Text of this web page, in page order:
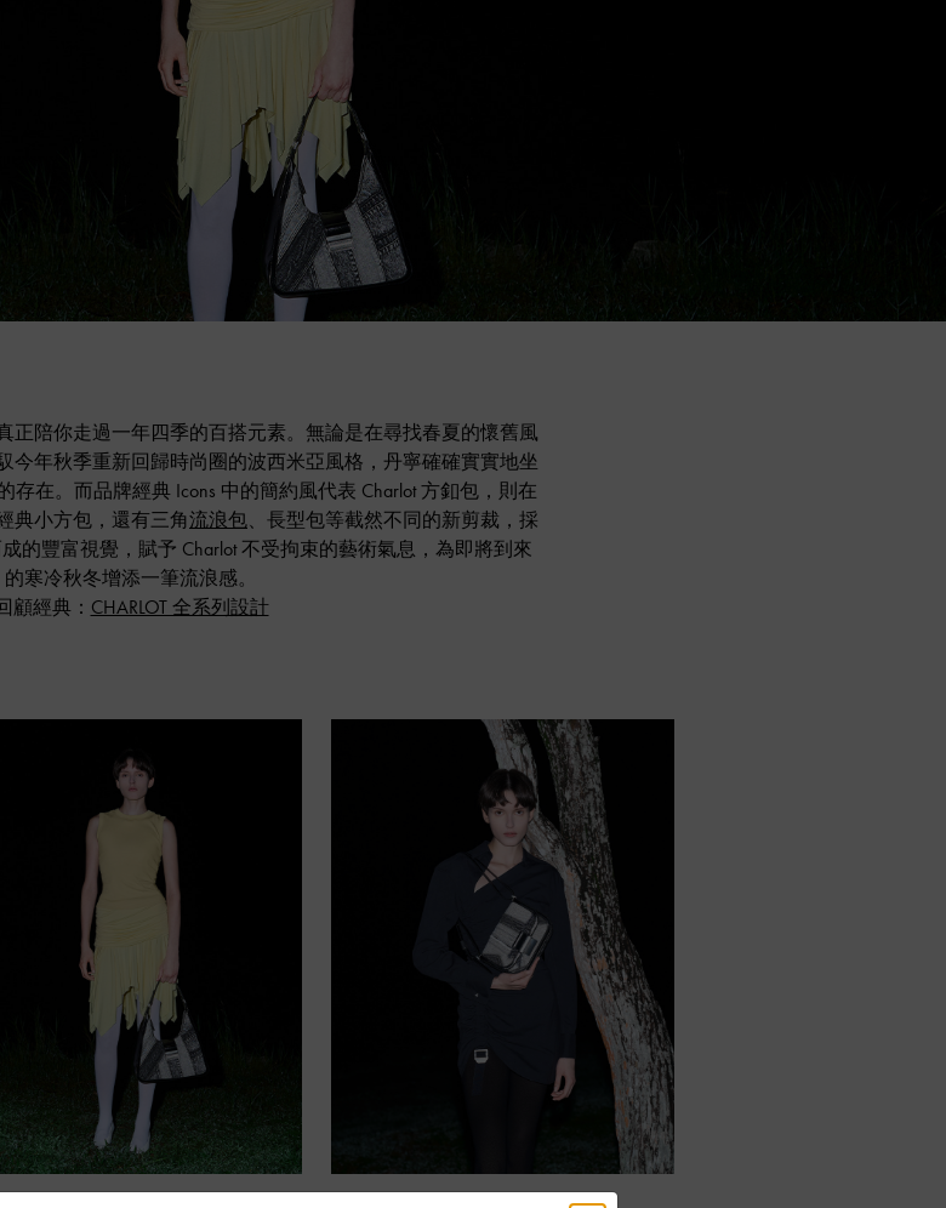
正陪你走過一年四季的百搭元素。無論是在尋找春夏的懷舊風
今年秋季重新回歸時尚圈的波西米亞風格，丹寧確確實實地坐
在。而品牌經典 Icons 中的簡約風代表 Charlot 方釦包，則在
典小方包，還有三角流浪包、長型包等截然不同的新剪裁，採
的豐富視覺，賦予 Charlot 不受拘束的藝術氣息，為即將到來
的寒冷秋冬增添一筆流浪感。
顧經典： CHARLOT 全系列設計